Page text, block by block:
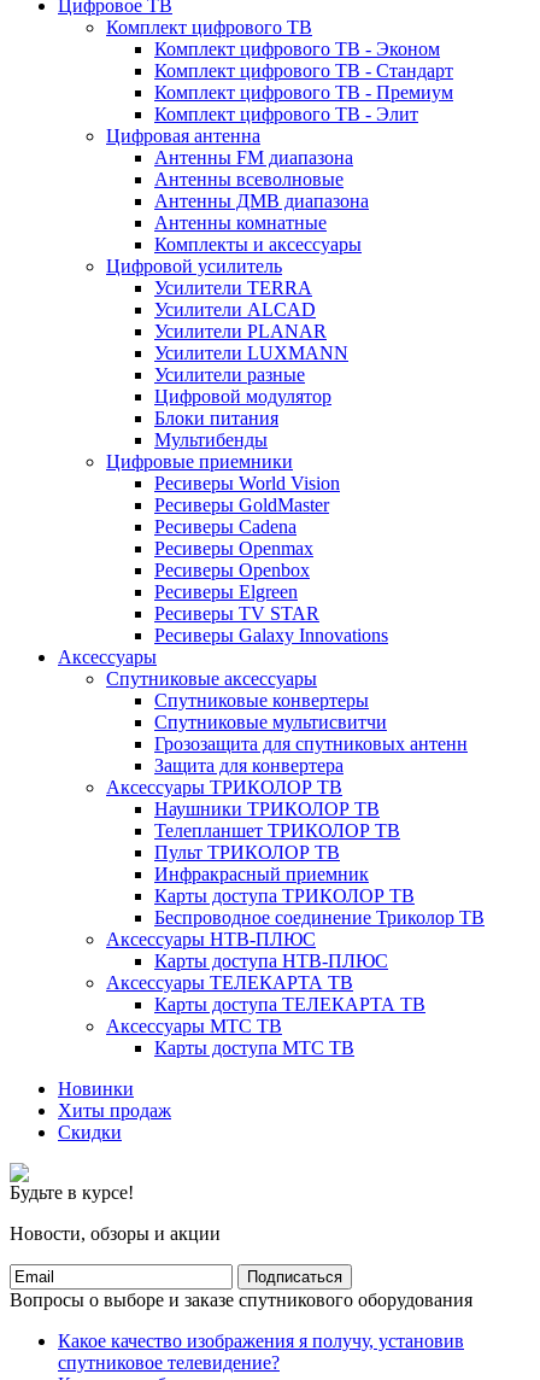
Цифровое ТВ
Комплект цифрового ТВ
Комплект цифрового ТВ - Эконом
Комплект цифрового ТВ - Стандарт
Комплект цифрового ТВ - Премиум
Комплект цифрового ТВ - Элит
Цифровая антенна
Антенны FM диапазона
Антенны всеволновые
Антенны ДМВ диапазона
Антенны комнатные
Комплекты и аксессуары
Цифровой усилитель
Усилители TERRA
Усилители ALCAD
Усилители PLANAR
Усилители LUXMANN
Усилители разные
Цифровой модулятор
Блоки питания
Мультибенды
Цифровые приемники
Ресиверы World Vision
Ресиверы GoldMaster
Ресиверы Cadena
Ресиверы Openmax
Ресиверы Openbox
Ресиверы Elgreen
Ресиверы TV STAR
Ресиверы Galaxy Innovations
Аксессуары
Спутниковые аксессуары
Спутниковые конвертеры
Спутниковые мультисвитчи
Грозозащита для спутниковых антенн
Защита для конвертера
Аксессуары ТРИКОЛОР ТВ
Наушники ТРИКОЛОР ТВ
Телепланшет ТРИКОЛОР ТВ
Пульт ТРИКОЛОР ТВ
Инфракрасный приемник
Карты доступа ТРИКОЛОР ТВ
Беспроводное соединение Триколор ТВ
Аксессуары НТВ-ПЛЮС
Карты доступа НТВ-ПЛЮС
Аксессуары ТЕЛЕКАРТА ТВ
Карты доступа ТЕЛЕКАРТА ТВ
Аксессуары МТС ТВ
Карты доступа МТС ТВ
Новинки
Хиты продаж
Скидки
Будьте в курсе!
Новости, обзоры и акции
Подписаться
Вопросы о выборе и заказе спутникового оборудования
Какое качество изображения я получу, установив
спутниковое телевидение?